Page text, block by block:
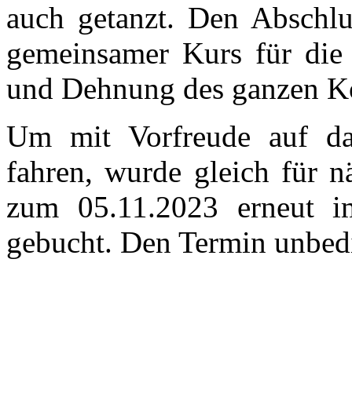
auch getanzt. Den
gemeinsamer Kurs für
und Dehnung des ganzen
Um mit Vorfreude auf
fahren, wurde gleich für
zum 05.11.2023 erneut
gebucht. Den Termin